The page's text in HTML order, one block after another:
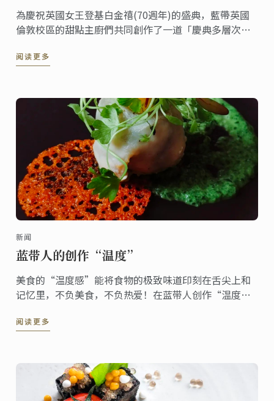
為慶祝英國女王登基白金禧(70週年)的盛典，藍帶英國
倫敦校區的甜點主廚們共同創作了一道「慶典多層次蛋
禧皇冠》這道甜點包含了香檳慕斯、糖漬紅漿果、檸檬
阅读更多
新闻
蓝带人的创作“温度”
美食的“温度感”能将食物的极致味道印刻在舌尖上和
记忆里，不负美食，不负热爱！在蓝带人创作“温度”
阅读更多